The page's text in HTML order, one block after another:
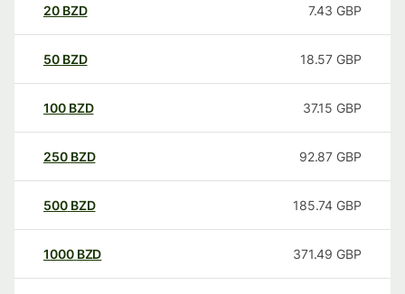
20 BZD 7.43 GBP
50 BZD 18.57 GBP
100 BZD 37.15 GBP
250 BZD 92.87 GBP
500 BZD 185.74 GBP
1000 BZD 371.49 GBP